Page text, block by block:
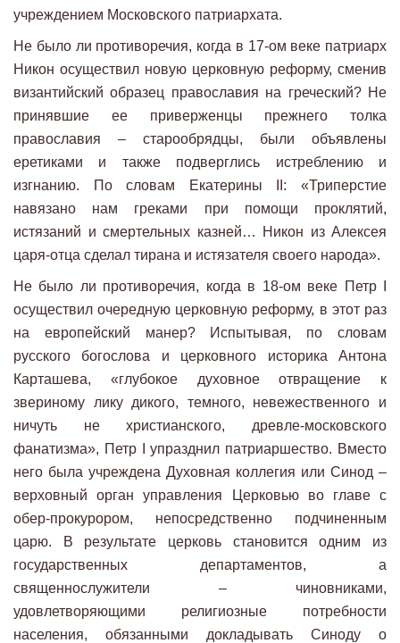
учреждением Московского патриархата.
Не было ли противоречия, когда в 17-ом веке патриарх
Никон осуществил новую церковную реформу, сменив
византийский образец православия на греческий? Не
принявшие ее приверженцы прежнего толка
православия – старообрядцы, были объявлены
еретиками и также подверглись истреблению и
изгнанию. По словам Екатерины II: «Триперстие
навязано нам греками при помощи проклятий,
истязаний и смертельных казней… Никон из Алексея
царя-отца сделал тирана и истязателя своего народа».
Не было ли противоречия, когда в 18-ом веке Петр I
осуществил очередную церковную реформу, в этот раз
на европейский манер? Испытывая, по словам
русского богослова и церковного историка Антона
Карташева, «глубокое духовное отвращение к
звериному лику дикого, темного, невежественного и
ничуть не христианского, древле-московского
фанатизма», Петр I упразднил патриаршество. Вместо
него была учреждена Духовная коллегия или Синод –
верховный орган управления Церковью во главе с
обер-прокурором, непосредственно подчиненным
царю. В результате церковь становится одним из
государственных департаментов, а
священнослужители – чиновниками,
удовлетворяющими религиозные потребности
населения, обязанными докладывать Синоду о